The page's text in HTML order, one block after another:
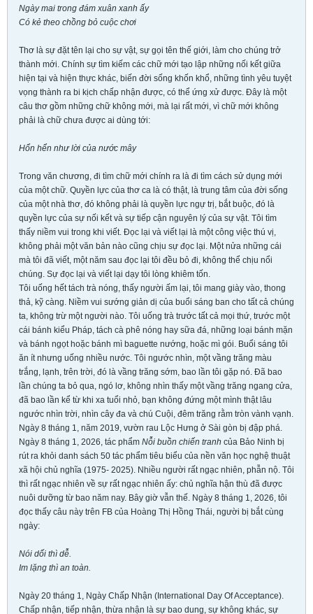
Ngày mai trong đám xuân xanh ấy
Có kẻ theo chồng bỏ cuộc chơi
Thơ là sự đặt tên lại cho sự vật, sự gọi tên thế giới, làm cho chúng trở
thành mới. Chính sự tìm kiếm các chữ mới tạo lập những nối kết giữa
hiện tại và hiện thực khác, biến đời sống khốn khổ, những tình yêu tuyệt
vọng thành ra bi kịch chấp nhận được, có thể ứng xử được. Đây là một
câu thơ gồm những chữ không mới, mà lại rất mới, vì chữ mới không
phải là chữ chưa được ai dùng tới:
Hổn hển như lời của nước mây
Trong văn chương, đi tìm chữ mới chính ra là đi tìm cách sử dụng mới
của một chữ. Quyền lực của thơ ca là có thật, là trung tâm của đời sống
của một nhà thơ, đó không phải là quyền lực ngự trị, bắt buộc, đó là
quyền lực của sự nối kết và sự tiếp cận nguyên lý của sự vật. Tôi tìm
thấy niềm vui trong khi viết. Đọc lại và viết lại là một công việc thú vị,
không phải một văn bản nào cũng chịu sự đọc lại. Một nửa những cái
mà tôi đã viết, một năm sau đọc lại tôi đều bỏ đi, không thể chịu nổi
chúng. Sự đọc lại và viết lại dạy tôi lòng khiêm tốn.
Tôi uống hết tách trà nóng, thấy người ấm lại, tôi mang giày vào, thong
thả, kỹ càng. Niềm vui sướng giản dị của buổi sáng ban cho tất cả chúng
ta, không trừ một người nào. Tôi uống trà trước tất cả mọi thứ, trước một
cái bánh kiểu Pháp, tách cà phê nóng hay sữa đá, những loại bánh mặn
và bánh ngọt hoặc bánh mì baguette nướng, hoặc mì gói. Buổi sáng tôi
ăn ít nhưng uống nhiều nước. Tôi ngước nhìn, một vầng trăng màu
trắng, lạnh, trên trời, đó là vầng trăng sớm, bao lần tôi gặp nó. Đã bao
lần chúng ta bỏ qua, ngó lơ, không nhìn thấy một vầng trăng ngang cửa,
đã bao lần kể từ khi xa tuổi nhỏ, bạn không đứng một mình thật lâu
ngước nhìn trời, nhìn cây đa và chú Cuội, đêm trăng rằm tròn vành vạnh.
Ngày 8 tháng 1, năm 2019, vườn rau Lộc Hưng ở Sài gòn bị đập phá.
Ngày 8 tháng 1, 2026, tác phẩm Nỗi buồn chiến tranh của Bảo Ninh bị
rút ra khỏi danh sách 50 tác phẩm tiêu biểu của nền văn học nghệ thuật
xã hội chủ nghĩa (1975- 2025). Nhiều người rất ngạc nhiên, phẫn nộ. Tôi
thì rất ngạc nhiên về sự rất ngạc nhiên ấy: chủ nghĩa hận thù đã được
nuôi dưỡng từ bao năm nay. Bây giờ vẫn thế. Ngày 8 tháng 1, 2026, tôi
đọc thấy câu này trên FB của Hoàng Thị Hồng Thái, người bị bắt cùng
ngày:
Nói dối thì dễ.
Im lặng thì an toàn.
Ngày 20 tháng 1, Ngày Chấp Nhận (International Day Of Acceptance).
Chấp nhận, tiếp nhận, thừa nhận là sự bao dung, sự không khác, sự